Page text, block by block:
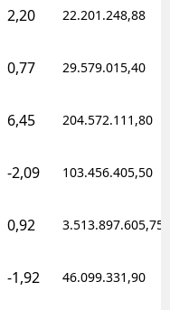
2,20 22.201.248,88
0,77 29.579.015,40
6,45 204.572.111,80
-2,09 103.456.405,50
0,92 3.513.897.605,75
-1,92 46.099.331,90